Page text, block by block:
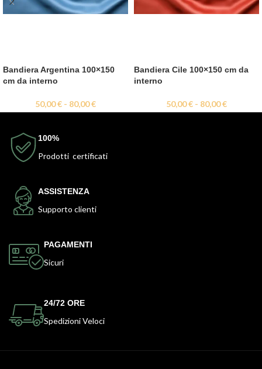
Bandiera Argentina 100×150
cm da interno
50,00€ - 80,00€
Bandiera Cile 100×150 cm da
interno
50,00€ - 80,00€
100%
Prodotti certificati
ASSISTENZA
Supporto clienti
PAGAMENTI
Sicuri
24/72 ORE
Spedizioni Veloci